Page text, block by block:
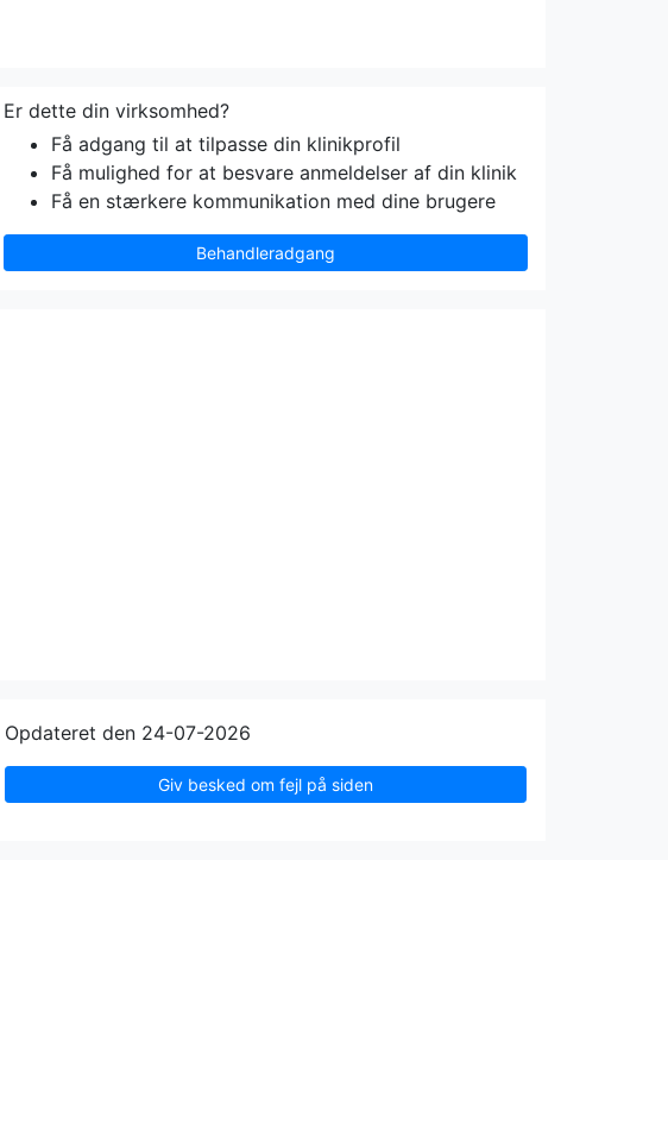
Er dette din virksomhed?
Få adgang til at tilpasse din klinikprofil
Få mulighed for at besvare anmeldelser af din klinik
Få en stærkere kommunikation med dine brugere
Behandleradgang
Opdateret den 24-07-2026
Giv besked om fejl på siden